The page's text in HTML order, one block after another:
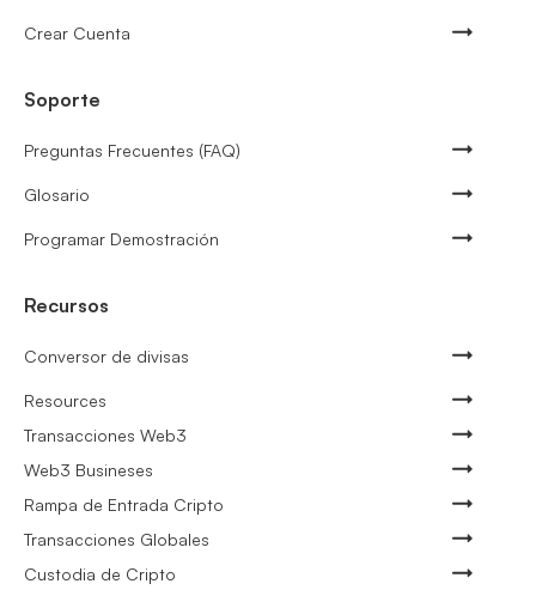
Crear Cuenta
Soporte
Preguntas Frecuentes (FAQ)
Glosario
Programar Demostración
Recursos
Conversor de divisas
Resources
Transacciones Web3
Web3 Busineses
Rampa de Entrada Cripto
Transacciones Globales
Custodia de Cripto